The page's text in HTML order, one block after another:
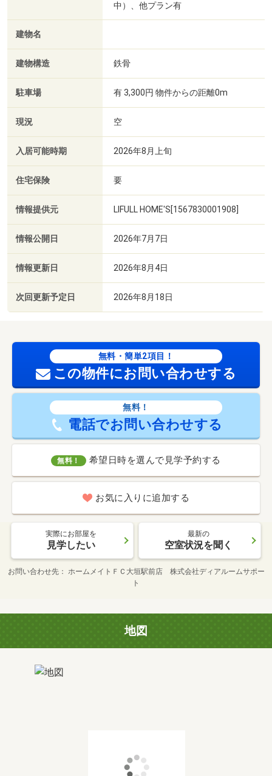
中）、他プラン有
建物名
建物構造 鉄骨
駐車場 有 3,300円 物件からの距離0m
現況 空
入居可能時期 2026年8月上旬
住宅保険 要
情報提供元 LIFULL HOME'S[1567830001908]
情報公開日 2026年7月7日
情報更新日 2026年8月4日
次回更新予定日 2026年8月18日
無料・簡単2項目！
この物件にお問い合わせする
無料！
電話でお問い合わせする
無料！ 希望日時を選んで見学予約する
お気に入りに追加する
実際にお部屋を
見学したい
最新の
空室状況を聞く
お問い合わせ先
ホームメイトＦＣ大垣駅前店 株式会社ディアルームサポー
ト
地図